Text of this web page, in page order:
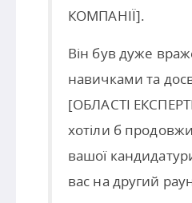
КОМПАНІЇ].
Він був дуже
навичками та
[ОБЛАСТІ
хотіли б
вашої
вас на другий